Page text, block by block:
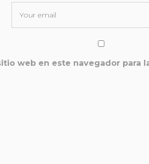
web en este navegador para